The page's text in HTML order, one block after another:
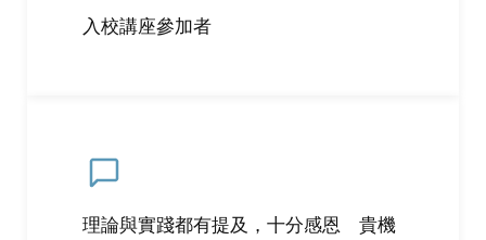
入校講座參加者
理論與實踐都有提及，十分感恩 貴機